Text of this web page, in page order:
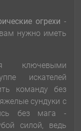
огрехи -
нужно иметь
ключевыми
искателей
команду без
сундуки с
без мага -
силой, ведь